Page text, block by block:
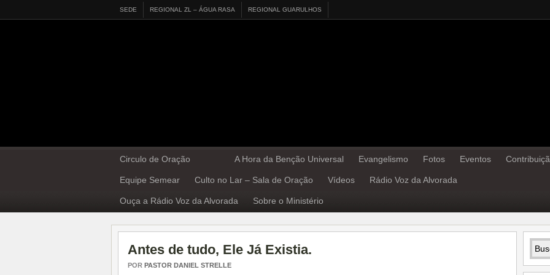
SEDE REGIONAL ZL – ÁGUA RASA REGIONAL GUARULHOS
Circulo de Oração A Hora da Benção Universal Evangelismo Fotos Eventos
Equipe Semear Culto no Lar – Sala de Oração Vídeos Rádio Voz da Alvorada
Ouça a Rádio Voz da Alvorada Sobre o Ministério
Antes de tudo, Ele Já Existia.
POR PASTOR DANIEL STRELLE